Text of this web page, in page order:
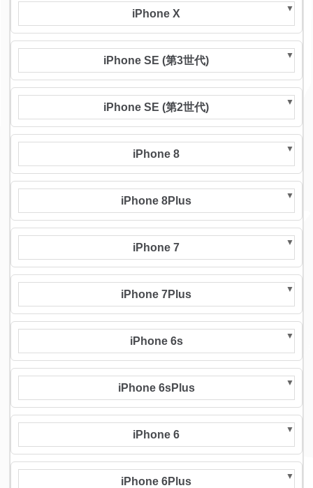
iPhone X
iPhone SE (第3世代)
iPhone SE (第2世代)
iPhone 8
iPhone 8Plus
iPhone 7
iPhone 7Plus
iPhone 6s
iPhone 6sPlus
iPhone 6
iPhone 6Plus